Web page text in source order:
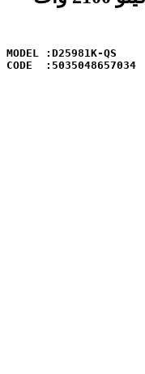
CODE  :5035048657034